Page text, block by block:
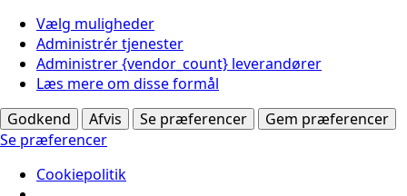
Vælg muligheder
Administrér tjenester
Administrer {vendor_count} leverandører
Læs mere om disse formål
Godkend
Afvis Se præferencer
Gem præferencer
Se præferencer
Cookiepolitik